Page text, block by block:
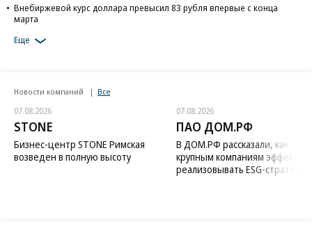
Внебиржевой курс доллара превысил 83 рубля впервые с конца
марта
Еще
Новости компаний Все
07.08.2026
STONE
Бизнес-центр STONE Римская
возведен в полную высоту
07.08.2026
ПАО ДОМ.РФ
В ДОМ.РФ рассказали, как
крупным компаниям
реализовывать ESG-стратегию